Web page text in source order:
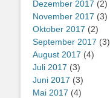
Dezember 2017 (2)
November 2017 (3)
Oktober 2017 (2)
September 2017 (3)
August 2017 (4)
Juli 2017 (3)
Juni 2017 (3)
Mai 2017 (4)